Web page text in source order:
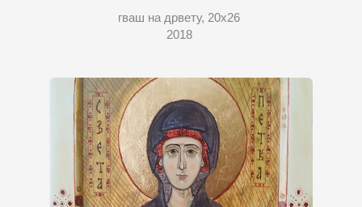
гваш на дрвету, 20х26
2018